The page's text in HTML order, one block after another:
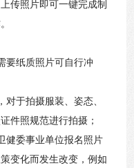
传照片即可一键完成制
要纸质照片可自行冲
于拍摄服装、姿态、
件照规范进行拍摄；
健委事业单位报名照片
变化而发生改变，例如